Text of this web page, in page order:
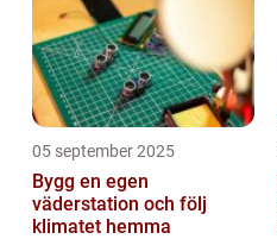
05 september 2025
Bygg en egen
väderstation och följ
klimatet hemma